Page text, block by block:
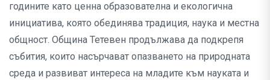
годините като ценна образователна и екологична
инициатива, която обединява традиция, наука и местна
общност. Община Тетевен продължава да подкрепя
събития, които насърчават опазването на природната
среда и развиват интереса на младите към науката и